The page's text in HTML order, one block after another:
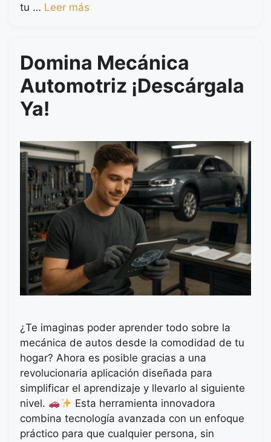
tu … Leer más
Domina Mecánica
Automotriz ¡Descárgala
Ya!
¿Te imaginas poder aprender todo sobre la
mecánica de autos desde la comodidad de tu
hogar? Ahora es posible gracias a una
revolucionaria aplicación diseñada para
simplificar el aprendizaje y llevarlo al siguiente
nivel.
Esta herramienta innovadora
combina tecnología avanzada con un enfoque
práctico para que cualquier persona, sin